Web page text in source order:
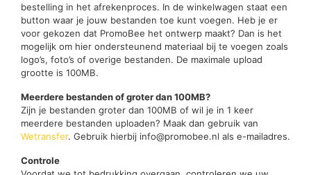
bestelling in het afrekenproces. In de winkelwagen staat een
button waar je jouw bestanden toe kunt voegen. Heb je er
voor gekozen dat PromoBee het ontwerp maakt? Dan is het
mogelijk om hier ondersteunend materiaal bij te voegen zoals
logo’s, foto’s of overige bestanden. De maximale upload
grootte is 100MB.
Meerdere bestanden of groter dan 100MB?
Zijn je bestanden groter dan 100MB of wil je in 1 keer
meerdere bestanden uploaden? Maak dan gebruik van
Wetransfer. Gebruik hierbij info@promobee.nl als e-mailadres.
Controle